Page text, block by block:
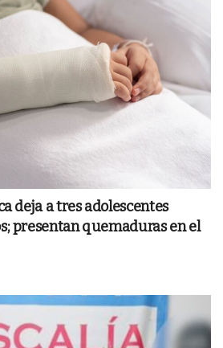
deja a tres adolescentes
presentan quemaduras en el